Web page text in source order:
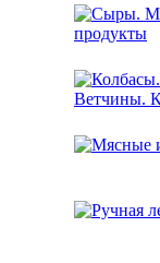
продукты
Ветчины.